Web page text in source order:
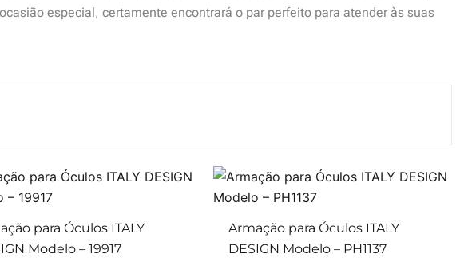
especial, certamente encontrará o par perfeito para atender às suas
para Óculos ITALY
Modelo – 19917
Armação para Óculos ITALY
DESIGN Modelo – PH1137